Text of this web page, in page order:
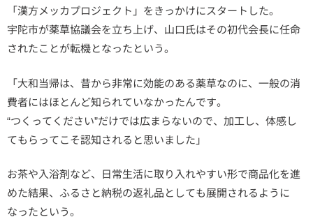
「漢方メッカプロジェクト」をきっかけにスタートした。
宇陀市が薬草協議会を立ち上げ、山口氏はその初代会長に任命
されたことが転機となったという。
「大和当帰は、昔から非常に効能のある薬草なのに、一般の消
費者にはほとんど知られていなかったんです。
“つくってください”だけでは広まらないので、加工し、体感し
てもらってこそ認知されると思いました」
お茶や入浴剤など、日常生活に取り入れやすい形で商品化を進
めた結果、ふるさと納税の返礼品としても展開されるように
なったという。